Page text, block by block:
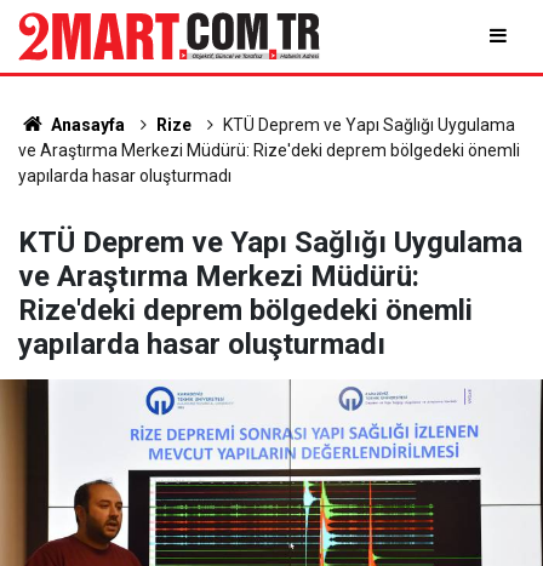
Anasayfa Rize
KTÜ Deprem ve Yapı Sağlığı Uygulama
ve Araştırma Merkezi Müdürü: Rize'deki deprem bölgedeki önemli
yapılarda hasar oluşturmadı
KTÜ Deprem ve Yapı Sağlığı Uygulama
ve Araştırma Merkezi Müdürü:
Rize'deki deprem bölgedeki önemli
yapılarda hasar oluşturmadı